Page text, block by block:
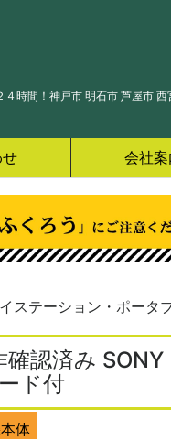
４時間！神戸市 明石市 芦屋市
会社
テーション・ポータ
認済み
ド付
体